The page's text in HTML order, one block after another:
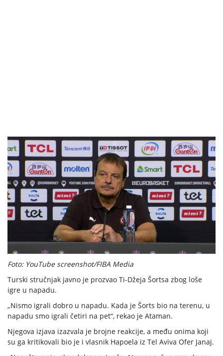
Foto: YouTube screenshot/FIBA Media
Turski stručnjak javno je prozvao Ti-Džeja Šortsa zbog loše
igre u napadu.
„Nismo igrali dobro u napadu. Kada je Šorts bio na terenu, u
napadu smo igrali četiri na pet“, rekao je Ataman.
Njegova izjava izazvala je brojne reakcije, a među onima koji
su ga kritikovali bio je i vlasnik Hapoela iz Tel Aviva Ofer Janaj.